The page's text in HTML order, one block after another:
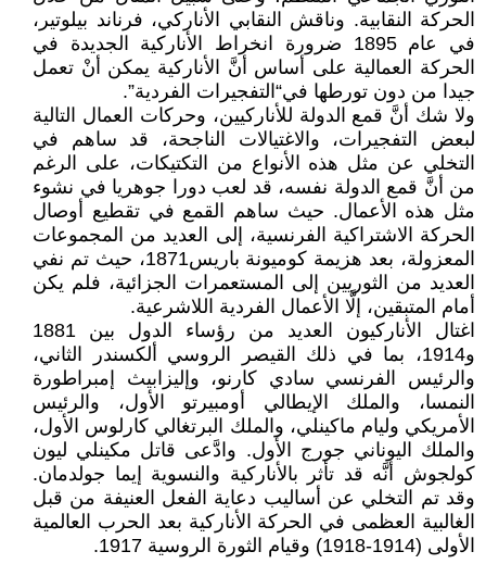
الحركة النقابية. وناقش النقابي الأناركي، فرناند بيلوتير،
في عام 1895 ضرورة انخراط الأناركية الجديدة في
الحركة العمالية على أساس أنَّ الأناركية يمكن أنْ تعمل
جيدا من دون تورطها في“التفجيرات الفردية”.
ولا شك أنَّ قمع الدولة للأناركيين، وحركات العمال التالية
لبعض التفجيرات، والاغتيالات الناجحة، قد ساهم في
التخلي عن مثل هذه الأنواع من التكتيكات، على الرغم
من أنَّ قمع الدولة نفسه، قد لعب دورا جوهريا في نشوء
مثل هذه الأعمال. حيث ساهم القمع في تقطيع أوصال
الحركة الاشتراكية الفرنسية، إلى العديد من المجموعات
المعزولة، بعد هزيمة كوميونة باريس1871، حيث تم نفي
العديد من الثوريين إلى المستعمرات الجزائية، فلم يكن
أمام المتبقين، إلَّا الأعمال الفردية اللاشرعية.
اغتال الأناركيون العديد من رؤساء الدول بين 1881
و1914، بما في ذلك القيصر الروسي ألكسندر الثاني،
والرئيس الفرنسي سادي كارنو، وإليزابيث إمبراطورة
النمسا، والملك الإيطالي أومبيرتو الأول، والرئيس
الأمريكي وليام ماكينلي، والملك البرتغالي كارلوس الأول،
والملك اليوناني جورج الأول. وادَّعى قاتل مكينلي ليون
كولجوش أنَّه قد تأثر بالأناركية والنسوية إيما جولدمان.
وقد تم التخلي عن أساليب دعاية الفعل العنيفة من قبل
الغالبية العظمى في الحركة الأناركية بعد الحرب العالمية
الأولى (1914-1918) وقيام الثورة الروسية 1917.